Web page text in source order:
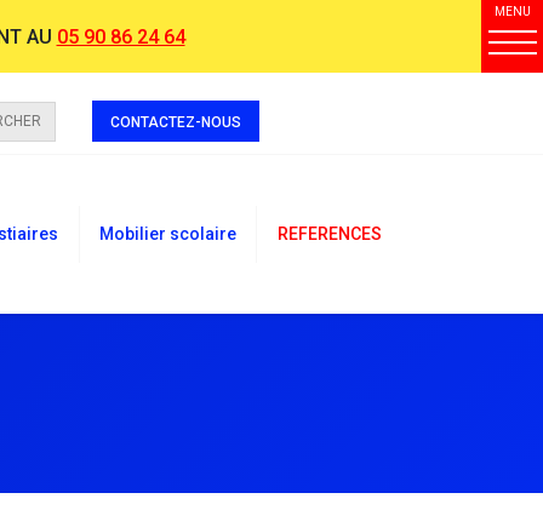
AU 05 90 86 24 64
MENU
CONTACTEZ-NOUS
Mobilier scolaire REFERENCES